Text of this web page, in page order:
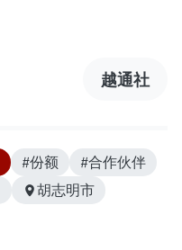
越通社
#份额
#合作伙伴
胡志明市